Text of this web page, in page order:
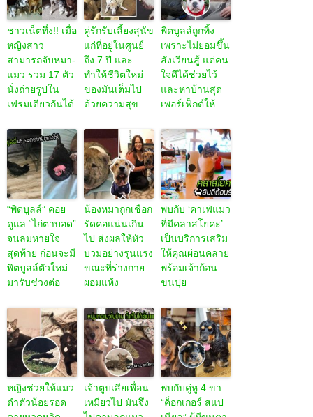
ชาวเน็ตทึ่ง!! เมื่อ
หญิงสาว
สามารถจับหมา-
แมว รวม 17 ตัว
นั่งถ่ายรูปใน
เฟรมเดียวกันได้
คู่รักรับเลี้ยงสุนัข
แก่ที่อยู่ในศูนย์
ถึง 7 ปี และ
ทำให้ชีวิตใหม่
ของมันเต็มไป
ด้วยความสุข
พิตบูลล์ถูกทิ้ง
เพราะไม่ยอมขึ้น
สังเวียนสู้ แต่คน
ใจดีได้ช่วยไว้
และหาบ้านสุด
เพอร์เฟ็กต์ให้
“พิตบูลล์” คอย
ดูแล “ไก่ตาบอด”
จนลมหายใจ
สุดท้าย ก่อนจะมี
พิตบูลล์ตัวใหม่
มารับช่วงต่อ
น้องหมาถูกเชือก
รัดคอแน่นเกิน
ไป ส่งผลให้หัว
บวมอย่างรุนแรง
ขณะที่ร่างกาย
ผอมแห้ง
พบกับ ‘คาเฟ่แมว
ที่มีคลาสโยคะ’
เป็นบริการเสริม
ให้คุณผ่อนคลาย
พร้อมเจ้าก้อน
ขนปุย
หญิงช่วยให้แมว
ดำตัวน้อยรอด
เจ้าตูบเสียเพื่อน
เหมียวไป มันจึง
พบกับคู่หู 4 ขา
“ค็อกเกอร์ สแป